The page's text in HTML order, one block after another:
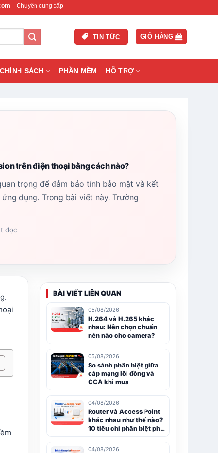
cấp thiết bị mạng & camera chính hãng, bảo hành , hỗ trợ nhanh.
TIN TỨC GIỎ HÀNG
CHÍNH SÁCH PHẦN MỀM HỖ TRỢ
trên điện thoại bằng cách nào?
trọng để đảm bảo tính bảo mật và kết
dụng. Trong bài viết này, Trường
đọc
BÀI VIẾT LIÊN QUAN
05/08/2026
H.264 và H.265 khác
nhau: Nên chọn chuẩn
nén nào cho camera?
05/08/2026
So sánh phân biệt giữa
cáp mạng lõi đồng và
CCA khi mua
04/08/2026
Router và Access Point
khác nhau như thế nào?
10 tiêu chi phân biệt phổ
04/08/2026